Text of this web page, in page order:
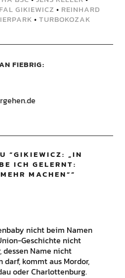
GIKIEWICZ • REINHARD
• TURBOKOZAK
FIEBRIG
“GIKIEWICZ: „IN
ICH GELERNT:
MACHEN“”
nicht beim Namen
Geschichte nicht
dessen Name nicht
darf, kommt aus Mordor,
oder Charlottenburg.